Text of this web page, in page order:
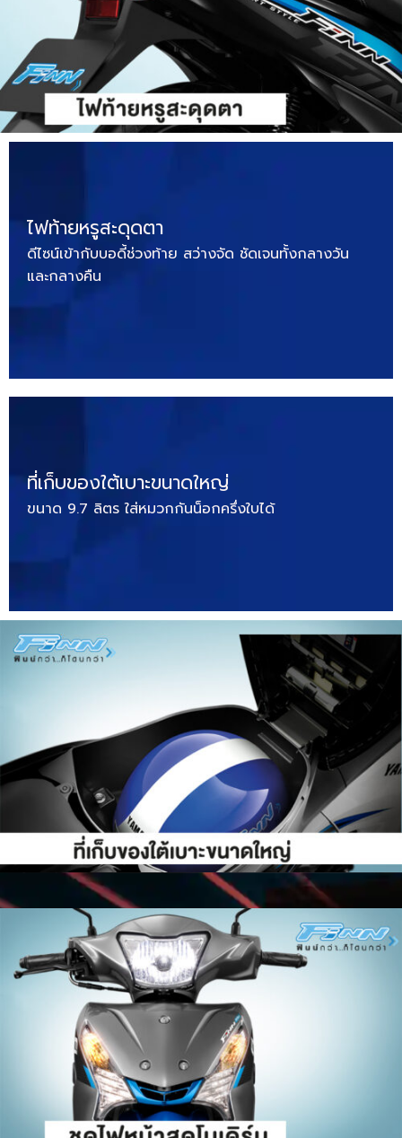
ไฟท้ายหรูสะดุดตา
ดีไซน์เข้ากับบอดี้ช่วงท้าย สว่างจัด ชัดเจนทั้งกลางวัน
และกลางคืน
ที่เก็บของใต้เบาะขนาดใหญ่
ขนาด 9.7 ลิตร ใส่หมวกกันน็อกครึ่งใบได้